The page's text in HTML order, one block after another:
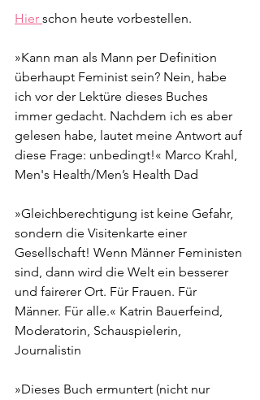
Hier schon heute vorbestellen.
»Kann man als Mann per Definition
überhaupt Feminist sein? Nein, habe
ich vor der Lektüre dieses Buches
immer gedacht. Nachdem ich es aber
gelesen habe, lautet meine Antwort auf
diese Frage: unbedingt!« Marco Krahl,
Men's Health/Men’s Health Dad
»Gleichberechtigung ist keine Gefahr,
sondern die Visitenkarte einer
Gesellschaft! Wenn Männer Feministen
sind, dann wird die Welt ein besserer
und fairerer Ort. Für Frauen. Für
Männer. Für alle.« Katrin Bauerfeind,
Moderatorin, Schauspielerin,
Journalistin
»Dieses Buch ermuntert (nicht nur